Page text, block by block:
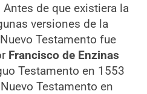
de que existiera la
versiones de la
Testamento fue
Francisco de Enzinas
Testamento en 1553
Testamento en